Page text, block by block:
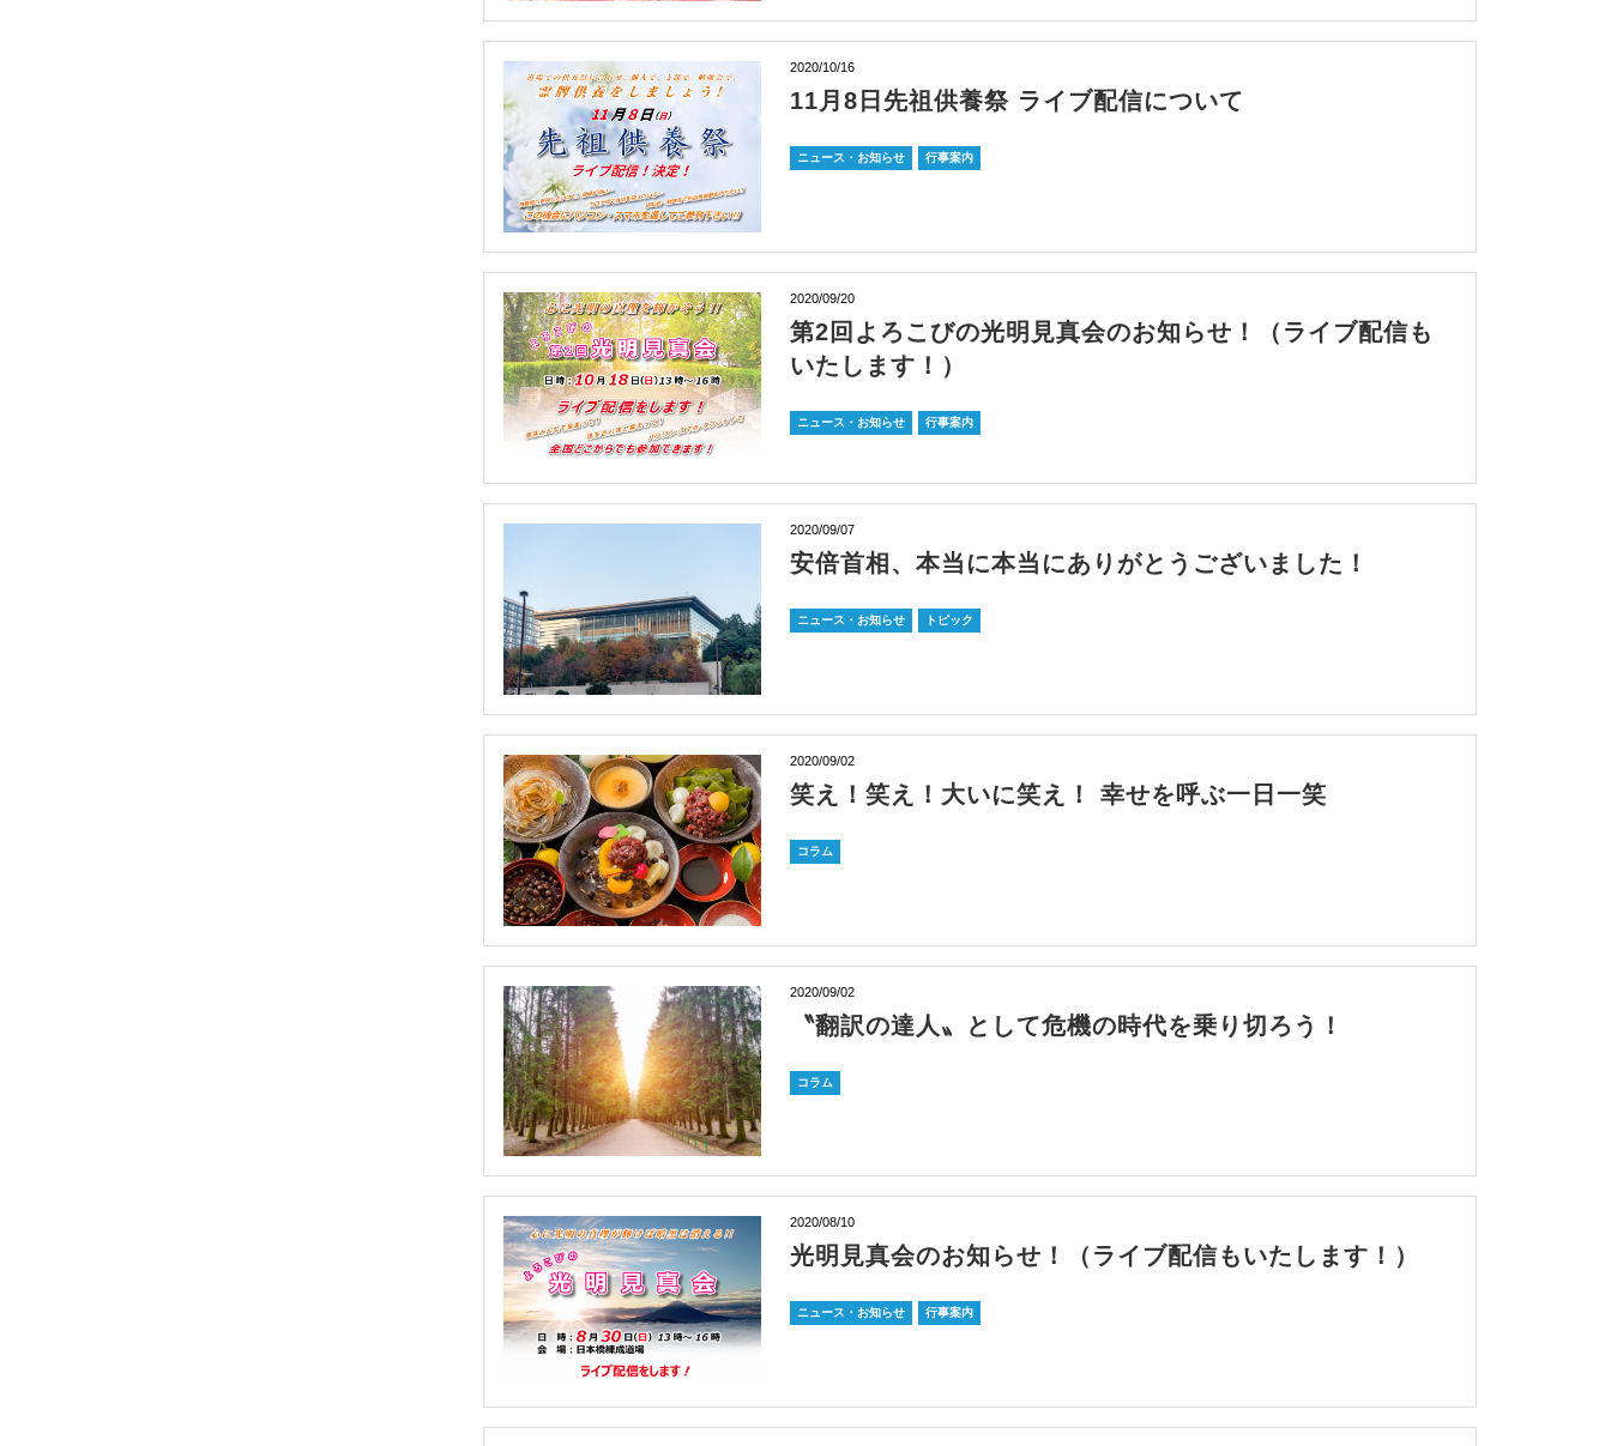
2020/10/16
11月8日先祖供養祭 ライブ配信について
ニュース・お知らせ 行事案内
2020/09/20
第2回よろこびの光明見真会のお知らせ！（ライブ配信も
いたします！）
ニュース・お知らせ 行事案内
2020/09/07
安倍首相、本当に本当にありがとうございました！
ニュース・お知らせ トピック
2020/09/02
笑え！笑え！大いに笑え！ 幸せを呼ぶ一日一笑
コラム
2020/09/02
〝翻訳の達人〟として危機の時代を乗り切ろう！
コラム
2020/08/10
光明見真会のお知らせ！（ライブ配信もいたします！）
ニュース・お知らせ 行事案内